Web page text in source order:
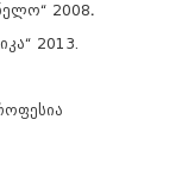
2008.
2013.